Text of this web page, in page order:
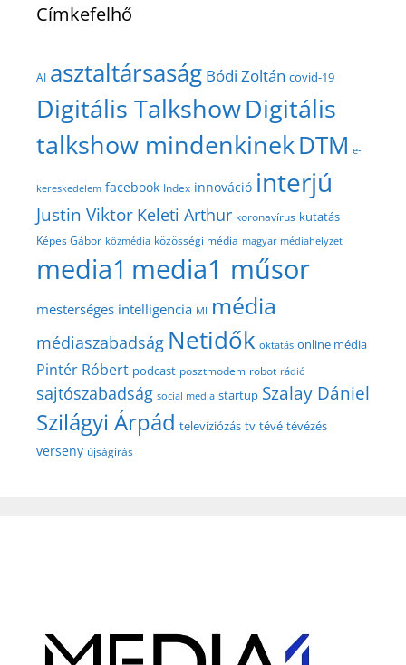
Címkefelhő
AI asztaltársaság Bódi Zoltán covid-19
Digitális TalkshowDigitális
talkshow mindenkinekDTM e-
kereskedelem facebook Index innováció interjú
Justin Viktor Keleti Arthur koronavírus kutatás
Képes Gábor közmédia közösségi média magyar médiahelyzet
media1 media1 műsor
mesterséges intelligencia MI média
médiaszabadság Netidők oktatás online média
Pintér Róbert podcast posztmodem robot rádió
sajtószabadság social media startup Szalay Dániel
Szilágyi Árpád televíziózás tv tévé tévézés
verseny újságírás